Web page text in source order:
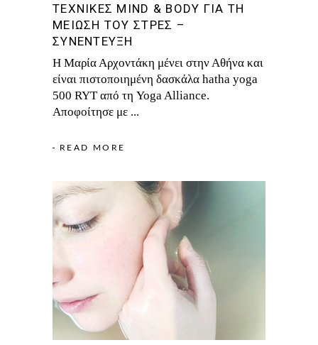
ΤΕΧΝΙΚΈΣ MIND & BODY ΓΙΑ ΤΗ
ΜΕΊΩΣΗ ΤΟΥ ΣΤΡΕΣ –
ΣΥΝΈΝΤΕΥΞΗ
Η Μαρία Αρχοντάκη μένει στην Αθήνα και
είναι πιστοποιημένη δασκάλα hatha yoga
500 RYT από τη Yoga Alliance.
Αποφοίτησε με
READ MORE